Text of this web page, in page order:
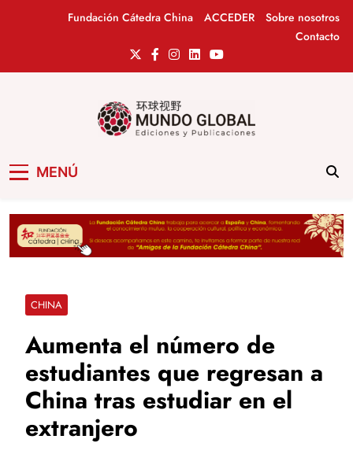
Fundación Cátedra China ACCEDER
Sobre nosotros
Contacto
MENÚ
CHINA
Aumenta el número de
estudiantes que regresan a
China tras estudiar en el
extranjero